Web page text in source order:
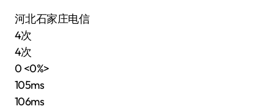
河北石家庄电信
4次
4次
0 <0%>
105ms
106ms